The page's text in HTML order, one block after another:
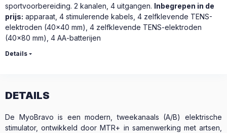
sportvoorbereiding. 2 kanalen, 4 uitgangen. Inbegrepen in de
prijs: apparaat, 4 stimulerende kabels, 4 zelfklevende TENS-
elektroden (40x40 mm), 4 zelfklevende TENS-elektroden
(40x80 mm), 4 AA-batterijen
Details
DETAILS
De MyoBravo is een modern, tweekanaals (A/B) elektrische
stimulator, ontwikkeld door MTR+ in samenwerking met artsen,